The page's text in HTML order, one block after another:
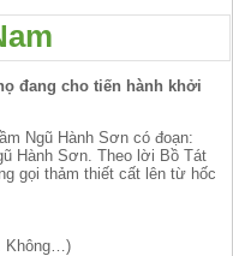
đang cho tiến hành khởi
Ngũ Hành Sơn có đoạn:
Hành Sơn. Theo lời Bồ Tát
gọi thảm thiết cất lên từ hốc
Không…)